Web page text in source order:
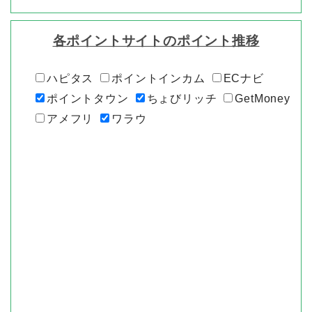
各ポイントサイトのポイント推移
ハピタス ポイントインカム
ECナビ
ポイントタウン
ちょびリッチ
GetMoney
アメフリ
ワラウ